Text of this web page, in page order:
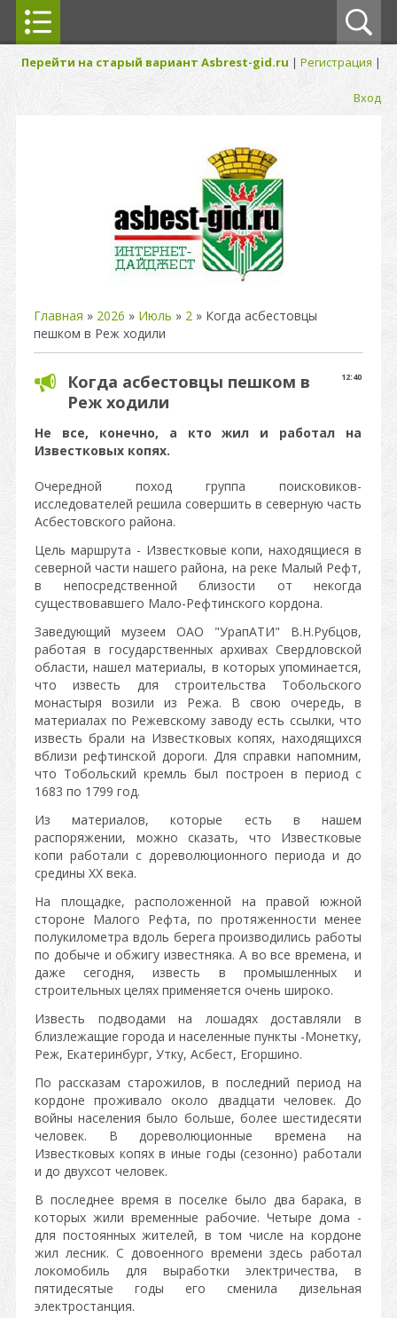
Перейти на старый вариант Asbrest-gid.ru | Регистрация |
Вход
Главная » 2026 » Июль » 2 » Когда асбестовцы
пешком в Реж ходили
12:40
Когда асбестовцы пешком в
Реж ходили
Не все, конечно, а кто жил и работал на
Известковых копях.
Очередной поход группа поисковиков-
исследователей решила совершить в северную часть
Асбестовского района.
Цель маршрута - Известковые копи, находящиеся в
северной части нашего района, на реке Малый Рефт,
в непосредственной близости от некогда
существовавшего Мало-Рефтинского кордона.
Заведующий музеем ОАО "УрапАТИ" В.Н.Рубцов,
работая в государственных архивах Свердловской
области, нашел материалы, в которых упоминается,
что известь для строительства Тобольского
монастыря возили из Режа. В свою очередь, в
материалах по Режевскому заводу есть ссылки, что
известь брали на Известковых копях, находящихся
вблизи рефтинской дороги. Для справки напомним,
что Тобольский кремль был построен в период с
1683 по 1799 год.
Из материалов, которые есть в нашем
распоряжении, можно сказать, что Известковые
копи работали с дореволюционного периода и до
средины XX века.
На площадке, расположенной на правой южной
стороне Малого Рефта, по протяженности менее
полукилометра вдоль берега производились работы
по добыче и обжигу известняка. А во все времена, и
даже сегодня, известь в промышленных и
строительных целях применяется очень широко.
Известь подводами на лошадях доставляли в
близлежащие города и населенные пункты -Монетку,
Реж, Екатеринбург, Утку, Асбест, Егоршино.
По рассказам старожилов, в последний период на
кордоне проживало около двадцати человек. До
войны населения было больше, более шестидесяти
человек. В дореволюционные времена на
Известковых копях в иные годы (сезонно) работали
и до двухсот человек.
В последнее время в поселке было два барака, в
которых жили временные рабочие. Четыре дома -
для постоянных жителей, в том числе на кордоне
жил лесник. С довоенного времени здесь работал
локомобиль для выработки электричества, в
пятидесятые годы его сменила дизельная
электростанция.